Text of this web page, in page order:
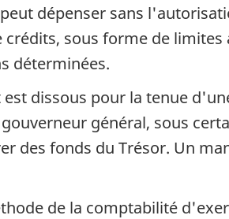
dépenser sans
sous forme de
déterminées.
dissous pour la tenue
général, sous
des fonds du Trésor. Un
de la comptabilité